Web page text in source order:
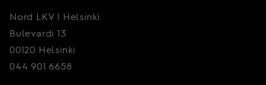
Nord LKV | Helsinki
Bulevardi 13
00120 Helsinki
044 901 6658